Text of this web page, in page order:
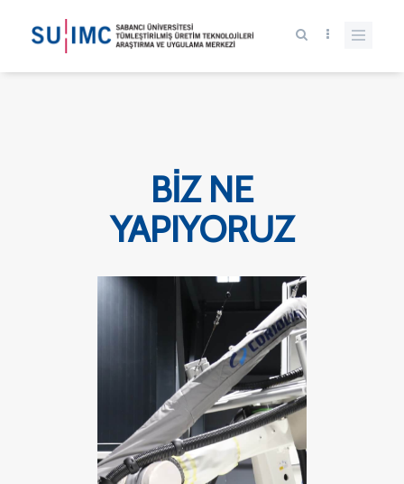
BİZ NE
YAPIYORUZ